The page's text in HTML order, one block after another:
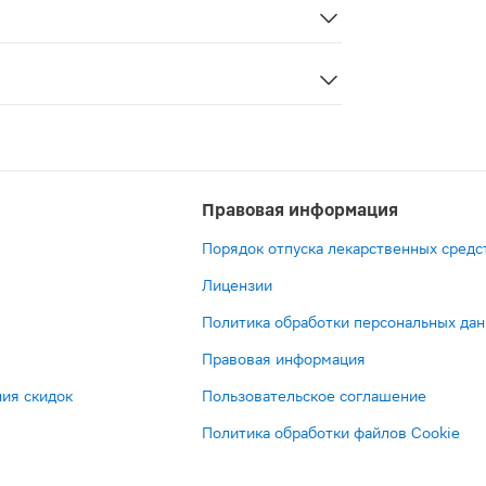
скидок
Правовая информация
Порядок отпуска лекарственных
Лицензии
Политика обработки персональных
Правовая информация
Пользовательское соглашение
Политика обработки файлов Cookie